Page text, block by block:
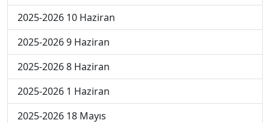
2025-2026 10 Haziran
2025-2026 9 Haziran
2025-2026 8 Haziran
2025-2026 1 Haziran
2025-2026 18 Mayıs